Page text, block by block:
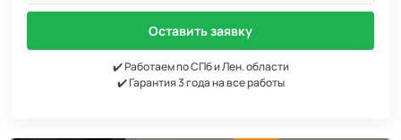
Оставить заявку
✔️ Работаем по СПб и Лен. области
✔️ Гарантия 3 года на все работы